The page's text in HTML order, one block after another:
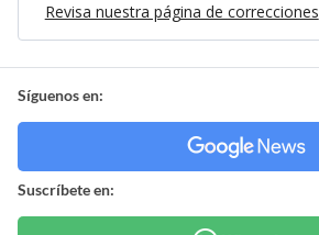
Revisa nuestra página de correcciones
Síguenos en:
Suscríbete en: